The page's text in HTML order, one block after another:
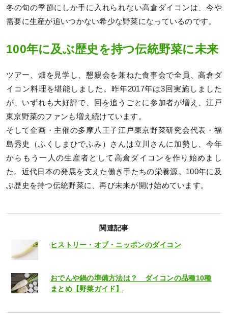
冬の旬の季節にしか手に入れられない高倉ダイコンは、今や
需要に生産が追いつかない希少な野菜になっているのです。
100年に及ぶ歴史を持つ伝統野菜に未来
ツアー、畑を見学し、懇親会を兼ねた食事会で全員、高倉ダ
イコン料理を堪能しました。昨年2017年は3回実施しました
が、いずれも大好評で、回を追うごとに参加者が増え、江戸
東京野菜のファンも増え続けています。
そして企画・主催の多摩八王子江戸東京野菜研究会代表・福
島秀史（ふくしまひでふみ）さんは立川さんに加勢し、今年
からもう一人の生産者として高倉ダイコンを作り始めまし
た。近代日本の発展を支えた働き手たちの栄養源。100年に及
ぶ歴史を持つ伝統野菜に、再び未来が開け始めています。
関連記事
ヒストリー・オブ・ニッポンのダイコン
おでんや鍋の準備方法は？ ダイコンの品種10種
まとめ【野菜ガイド】